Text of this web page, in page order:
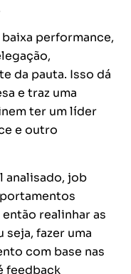
performance,
da pauta. Isso dá
e traz uma
ter um líder
e outro
analisado, job
realinhar as
fazer uma
com base nas
feedback